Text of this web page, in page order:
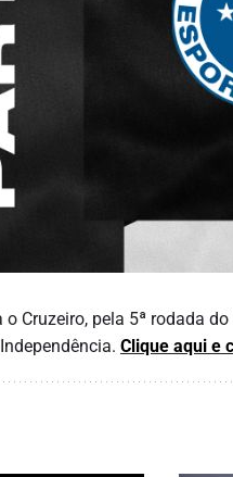
o Cruzeiro, pela 5ª rodada
Clique aqui e